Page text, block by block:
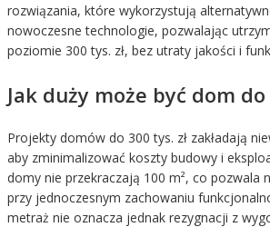
rozwiązania, które wykorzystują
nowoczesne technologie, pozwalając
poziomie 300 tys. zł, bez utraty jakości i
Jak duży może być dom do
Projekty domów do 300 tys. zł zakładają
aby zminimalizować koszty budowy i
domy nie przekraczają 100 m², co pozwala
przy jednoczesnym zachowaniu
metraż nie oznacza jednak rezygnacji z